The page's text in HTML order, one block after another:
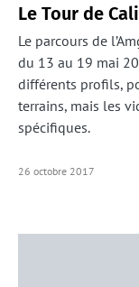
Le Tour de
Le parcours de
du 13 au 19 mai
différents profils,
terrains, mais les
spécifiques.
26 octobre 2017